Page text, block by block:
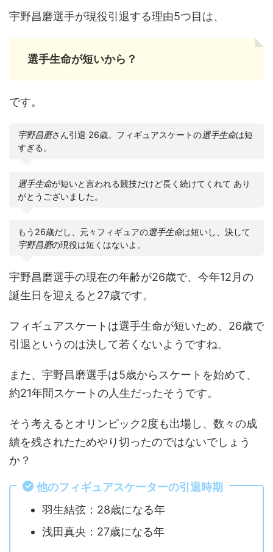
宇野昌磨選手が現役引退する理由5つ目は、
選手生命が短いから？
です。
宇野昌磨さん引退 26歳。フィギュアスケートの選手生命は短
すぎる。
選手生命が短いと言われる競技だけど長く続けてくれて あり
がとうございました。
もう26歳だし、元々フィギュアの選手生命は短いし、決して
宇野昌磨の現役は短くはないよ。
宇野昌磨選手の現在の年齢が26歳で、今年12月の
誕生日を迎えると27歳です。
フィギュアスケートは選手生命が短いため、26歳で
引退というのは決して若くないようですね。
また、宇野昌磨選手は5歳からスケートを始めて、
約21年間スケートの人生だったそうです。
そう考えるとオリンピック2度も出場し、数々の成
績を残されたためやり切ったのではないでしょう
か？
他のフィギュアスケーターの引退時期
羽生結弦：28歳になる年
浅田真央：27歳になる年